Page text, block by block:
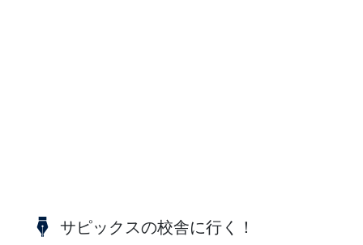
サピックスの校舎に行く！